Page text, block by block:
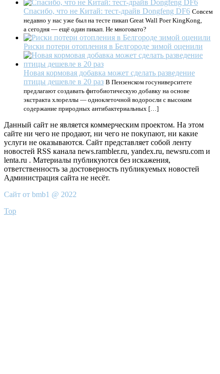
Спасибо, что не Китай: тест-драйв Dongfeng DF6 Совсем
недавно у нас уже был на тесте пикап Great Wall Poer KingKong,
а сегодня — ещё один пикап. Не многовато?
Риски потери отопления в Белгороде зимой оценили
Новая кормовая добавка может сделать разведение
птицы дешевле в 20 раз В Пензенском госуниверситете
предлагают создавать фитобиотическую добавку на основе
экстракта хлореллы — одноклеточной водоросли с высоким
содержание природных антибактериальных […]
Данный сайт не является коммерческим проектом. На этом
сайте ни чего не продают, ни чего не покупают, ни какие
услуги не оказываются. Сайт представляет собой ленту
новостей RSS канала news.rambler.ru, yandex.ru, newsru.com и
lenta.ru . Материалы публикуются без искажения,
ответственность за достоверность публикуемых новостей
Администрация сайта не несёт.
Сайт от bmb1 @ 2022
Top